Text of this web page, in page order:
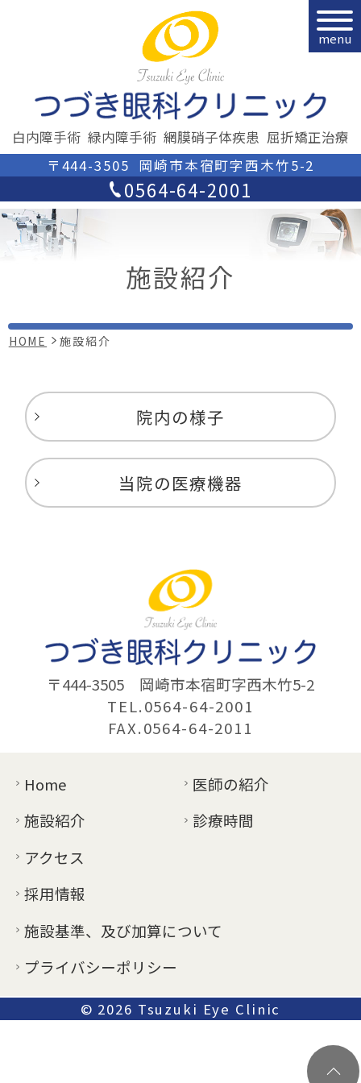
白内障手術 緑内障手術 網膜硝子体疾患 屈折矯正治療
〒444-3505 岡崎市本宿町字西木竹5-2
0564-64-2001
menu
施設紹介
HOME 施設紹介
院内の様子
当院の医療機器
〒444-3505
岡崎市本宿町字西木竹5-2
TEL.0564-64-2001
FAX.0564-64-2011
Home
医師の紹介
施設紹介
診療時間
アクセス
採用情報
施設基準、及び加算について
プライバシーポリシー
© 2026 Tsuzuki Eye Clinic